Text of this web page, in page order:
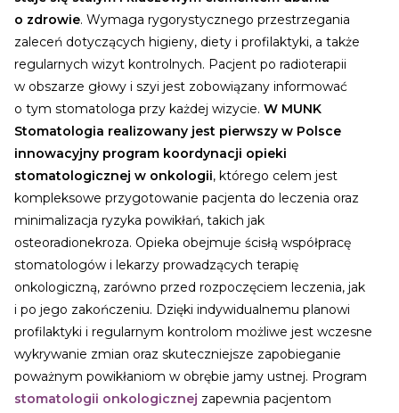
o zdrowie. Wymaga rygorystycznego przestrzegania
zaleceń dotyczących higieny, diety i profilaktyki, a także
regularnych wizyt kontrolnych. Pacjent po radioterapii
w obszarze głowy i szyi jest zobowiązany informować
o tym stomatologa przy każdej wizycie. W MUNK
Stomatologia realizowany jest pierwszy w Polsce
innowacyjny program koordynacji opieki
stomatologicznej w onkologii, którego celem jest
kompleksowe przygotowanie pacjenta do leczenia oraz
minimalizacja ryzyka powikłań, takich jak
osteoradionekroza. Opieka obejmuje ścisłą współpracę
stomatologów i lekarzy prowadzących terapię
onkologiczną, zarówno przed rozpoczęciem leczenia, jak
i po jego zakończeniu. Dzięki indywidualnemu planowi
profilaktyki i regularnym kontrolom możliwe jest wczesne
wykrywanie zmian oraz skuteczniejsze zapobieganie
poważnym powikłaniom w obrębie jamy ustnej. Program
stomatologii onkologicznej zapewnia pacjentom